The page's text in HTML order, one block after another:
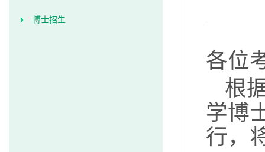
博士招生
各位
根
学博
行，